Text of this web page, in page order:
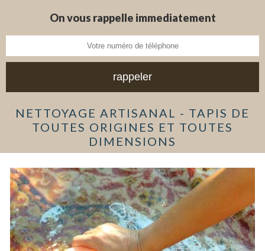
On vous rappelle immediatement
NETTOYAGE ARTISANAL - TAPIS DE
TOUTES ORIGINES ET TOUTES
DIMENSIONS